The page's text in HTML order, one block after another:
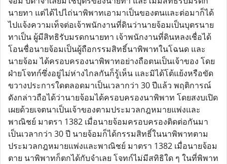
นายทา แต่ได้ไปไถ่นาพิพาทเอามาเป็นของตนและต่อมาก็ได้
ไปแจ้งความเท็จต่อเจ้าพนักงานที่ดินว่านายจ้อมเป็นบุตรนาย
ทาเป็น ผู้มีสิทธิรับมรดกนายทา เจ้าพนักงานที่ดินหลงเชื่อได้
โอนชื่อนายจ้อมเป็นผู้ถือกรรมสิทธิ์นาพิพาทในโฉนด และ
นายจ้อม ได้ครอบครองนาพิพาทอย่างถือตนเป็นเจ้าของ โดย
ฝ่ายโจทก์ซึ่งอยู่ไม่ห่างไกลกันก็รู้เห็น และมิได้โต้แย้งหรือขัด
ขวางประการใดตลอดมาเป็นเวลากว่า 30 ปีแล้ว พฤติการณ์
ดังกล่าวถือได้ว่านายจ้อมได้ครอบครองนาพิพาท โดยสงบเปิด
เผยด้วยเจตนาเป็นเจ้าของตามประมวลกฎหมายแพ่งและ
พาณิชย์ มาตรา 1382 เมื่อนายจ้อมครอบครองติดต่อกันมา
เป็นเวลากว่า 30 ปี นายจ้อมก็ได้กรรมสิทธิ์ในนาพิพาทตาม
ประมวลกฎหมายแพ่งและพาณิชย์ มาตรา 1382 เมื่อนายจ้อม
ตาย นาพิพาทก็ตกได้กับจำเลย โจทก์ไม่มีสทิธิใด ๆ ในที่พิพาท